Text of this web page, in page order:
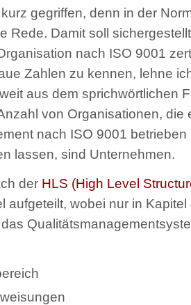
gegriffen, denn in der
Rede. Damit soll
nach ISO 9001
Zahlen zu kennen, lehne
aus dem sprichwörtlichen
von Organisationen, die
nach ISO 9001
lassen, sind Unternehmen.
der HLS (High Level
aufgeteilt, wobei nur in Kapitel